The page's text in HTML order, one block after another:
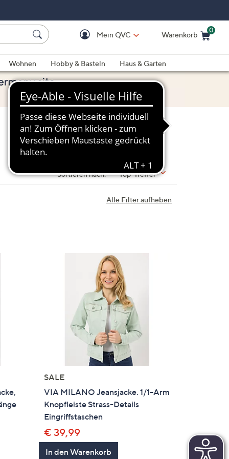
Mein QVC Warenkorb
0
Wohnen
Hobby & Basteln Haus & Garten
Sortieren nach: Top-Treffer
Alle Filter aufheben
SALE
VIA MILANO Jeansjacke. 1/1-Arm
Knopfleiste Strass-Details
Eingriffstaschen
€ 39,99
In den Warenkorb